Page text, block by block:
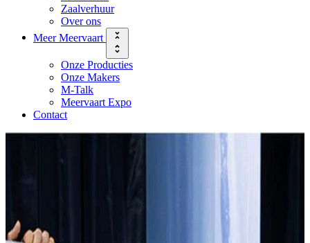
Zaalverhuur
Over ons
Meer Meervaart
Onze Producties
Onze Makers
M-Talk
Meervaart Expo
Contact